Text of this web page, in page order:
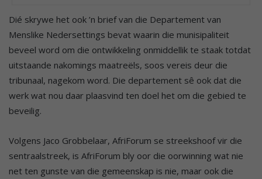
Dié skrywe het ook ’n brief van die Departement van
Menslike Nedersettings bevat waarin die munisipaliteit
beveel word om die ontwikkeling onmiddellik te staak totdat
uitstaande nakomings maatreëls, soos vereis deur die
tribunaal, nagekom word. Die departement sê ook dat die
werk wat nou daar plaasvind ten doel het om die gebied te
beveilig.
Volgens Jaco Grobbelaar, AfriForum se streekshoof vir die
sentraalstreek, is AfriForum bly oor die oorwinning wat nie
net ten gunste van die gemeenskap is nie, maar ook die